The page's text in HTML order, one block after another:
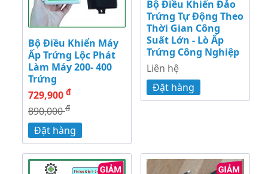
Bộ Điều Khiển Máy
Ấp Trứng Lộc Phát
Làm Máy 200- 400
Trứng
729,900 đ
890,000đ
Đặt hàng
Bộ Điều Khiển Đảo
Trứng Tự Động Theo
Thời Gian Công
Suất Lớn - Lò Ấp
Trứng Công Nghiệp
Liên hệ
Đặt hàng